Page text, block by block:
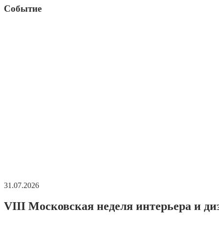
Событие
31.07.2026
VIII Московская неделя интерьера и